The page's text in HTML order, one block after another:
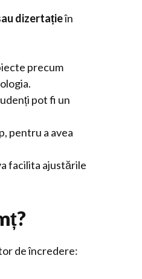
dizertațieîn
precum
pot fi un
pentru a avea
facilita ajustările
de încredere: